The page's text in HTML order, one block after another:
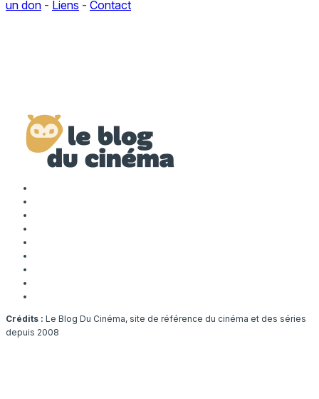
un don - Liens - Contact
Crédits : Le Blog Du Cinéma, site de référence du cinéma et des séries
depuis 2008